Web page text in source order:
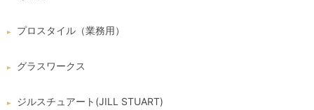
プロスタイル（業務用）
グラスワークス
ジルスチュアート(JILL STUART)